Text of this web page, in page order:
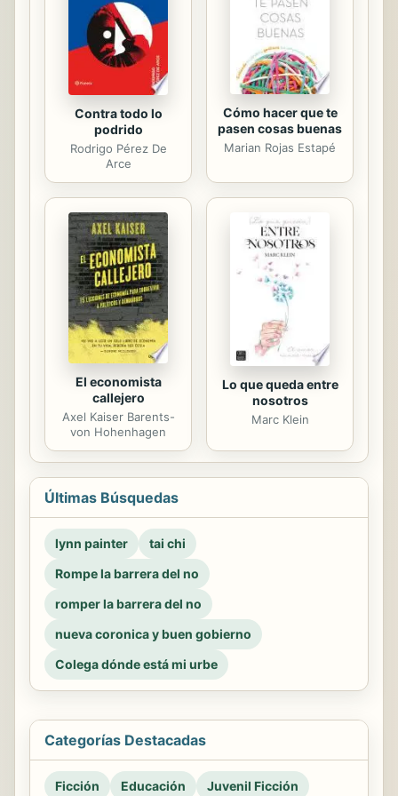
de antes, ha aprendido valiosas
lecciones, ha madurado, y no está...
Contra todo lo
podrido
Rodrigo Pérez De
Arce
Cómo hacer que te
pasen cosas buenas
Marian Rojas Estapé
El economista
callejero
Axel Kaiser Barents-
von Hohenhagen
Lo que queda entre
nosotros
Marc Klein
Últimas Búsquedas
lynn painter
tai chi
Rompe la barrera del no
romper la barrera del no
nueva coronica y buen gobierno
Colega dónde está mi urbe
Categorías Destacadas
Ficción Educación Juvenil Ficción